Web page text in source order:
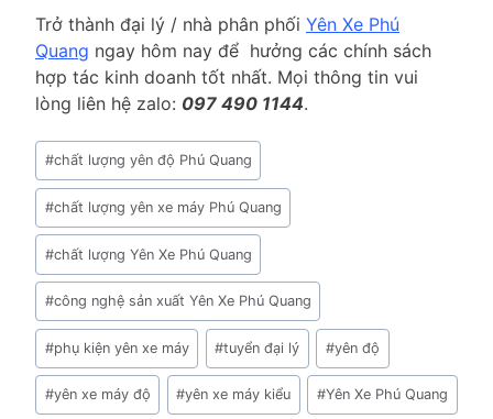
Trở thành đại lý / nhà phân phối Yên Xe Phú
Quang ngay hôm nay để hưởng các chính sách
hợp tác kinh doanh tốt nhất. Mọi thông tin vui
lòng liên hệ zalo: 097 490 1144.
Post
Tags:
#chất lượng yên độ Phú Quang
#chất lượng yên xe máy Phú Quang
#chất lượng Yên Xe Phú Quang
#công nghệ sản xuất Yên Xe Phú Quang
#phụ kiện yên xe máy #tuyển đại lý #yên độ
#yên xe máy độ #yên xe máy kiểu #Yên Xe Phú Quang